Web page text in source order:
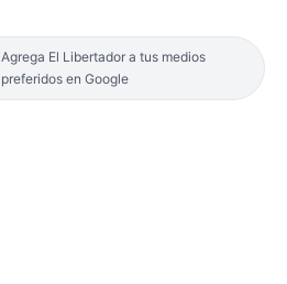
Agrega El Libertador a tus medios
preferidos en Google